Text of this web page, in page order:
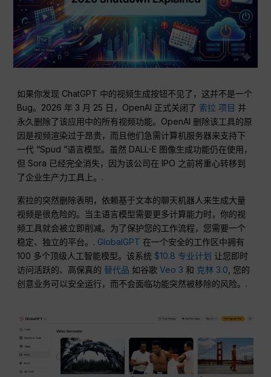
如果你发现 ChatGPT 中的视频生成按钮不见了，这并不是一个
Bug。2026 年 3 月 25 日，OpenAI 正式关闭了 索拉 项目 并
永久删除了该应用中的所有视频功能。OpenAI 删除该工具的原
因是视频渲染过于昂贵，而且他们急需计算机服务器来支持下
一代 “Spud ”语言模型。虽然 DALL-E 图像生成功能仍在使用，
但 Sora 已经完全消失，因为该公司在 IPO 之前将重心转移到
了企业生产力工具上。.
索拉的突然删除表明，依赖基于文本的聊天机器人来生成大量
视频是很危险的。当主语言模型需要更多计算能力时，你的视
频工具就会被立即削减。为了保护您的工作流程，您需要一个
稳定、独立的平台。. GlobalGPT 在一个安全的工作区中拥有
100 多个顶级人工智能模型。该系统$10.8 专业计划 让您即时
访问活跃的、高保真的 替代品 如谷歌Veo 3 和 克林 3.0 , 您的
创意业务可以安全运行，而不会面临功能突然被移除的风险。.